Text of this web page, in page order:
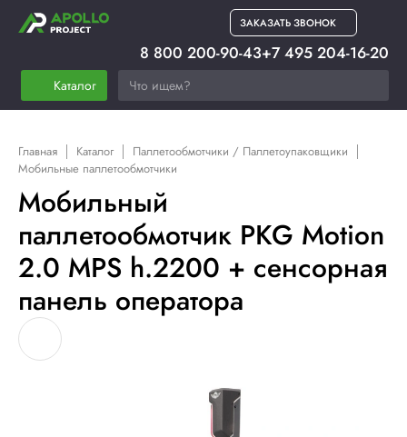
ЗАКАЗАТЬ ЗВОНОК
Каталог
8 800 200-90-43+7 495 204-16-20
Главная Каталог
Паллетообмотчики / Паллетоупаковщики
Мобильные паллетообмотчики
Мобильный
паллетообмотчик PKG Motion
2.0 MPS h.2200 + сенсорная
панель оператора